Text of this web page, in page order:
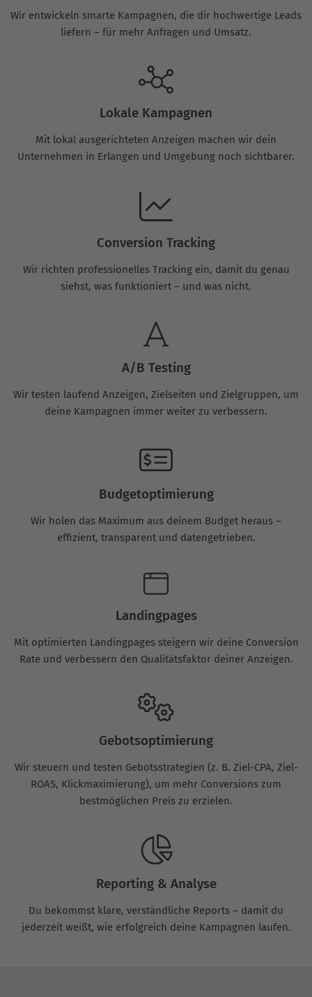
Wir entwickeln smarte Kampagnen, die dir hochwertige Leads
liefern – für mehr Anfragen und Umsatz.
Lokale Kampagnen
Mit lokal ausgerichteten Anzeigen machen wir dein
Unternehmen in Erlangen und Umgebung noch sichtbarer.
Conversion Tracking
Wir richten professionelles Tracking ein, damit du genau
siehst, was funktioniert – und was nicht.
A/B Testing
Wir testen laufend Anzeigen, Zielseiten und Zielgruppen, um
deine Kampagnen immer weiter zu verbessern.
Budgetoptimierung
Wir holen das Maximum aus deinem Budget heraus –
effizient, transparent und datengetrieben.
Landingpages
Mit optimierten Landingpages steigern wir deine Conversion
Rate und verbessern den Qualitätsfaktor deiner Anzeigen.
Gebotsoptimierung
Wir steuern und testen Gebotsstrategien (z. B. Ziel-CPA, Ziel-
ROAS, Klickmaximierung), um mehr Conversions zum
bestmöglichen Preis zu erzielen.
Reporting & Analyse
Du bekommst klare, verständliche Reports – damit du
jederzeit weißt, wie erfolgreich deine Kampagnen laufen.